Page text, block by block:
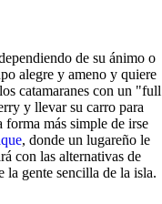
de su ánimo o
alegre y ameno y quiere
catamaranes con un "full
y llevar su carro para
forma más simple de irse
, donde un lugareño le
con las alternativas de
la gente sencilla de la isla.